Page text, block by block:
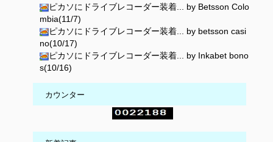
ピカソにドライブレコーダー装着... by Betsson Colo
mbia(11/7)
ピカソにドライブレコーダー装着... by betsson casi
no(10/17)
ピカソにドライブレコーダー装着... by Inkabet bono
s(10/16)
カウンター